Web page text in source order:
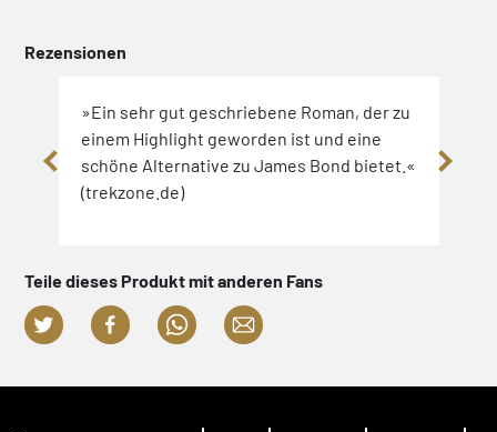
Rezensionen
»Ein sehr gut geschriebene Roman, der zu
einem Highlight geworden ist und eine
schöne Alternative zu James Bond bietet.«
(trekzone.de)
Teile dieses Produkt mit anderen Fans